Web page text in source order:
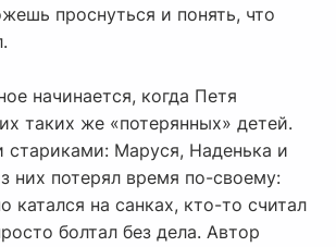
проснуться и понять, что
начинается, когда Петя
таких же «потерянных» детей.
стариками: Маруся, Наденька и
них потерял время по-своему:
катался на санках, кто-то считал
болтал без дела. Автор